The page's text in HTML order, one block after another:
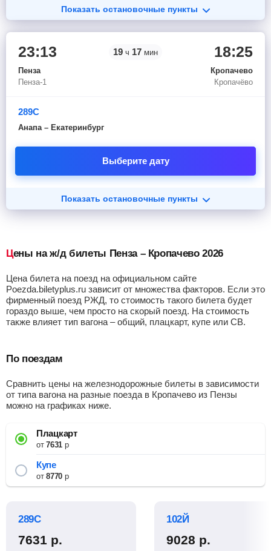
Показать остановочные пункты
23:13
Пенза
Пенза-1
19 ч 17 мин 18:25
Кропачево
Кропачёво
289С
Анапа – Екатеринбург
Выберите дату
Показать остановочные пункты
Цены на ж/д билеты Пенза – Кропачево 2026
Цена билета на поезд на официальном сайте
Poezda.biletyplus.ru зависит от множества факторов. Если это
фирменный поезд РЖД, то стоимость такого билета будет
гораздо выше, чем просто на скорый поезд. На стоимость
также влияет тип вагона – общий, плацкарт, купе или СВ.
По поездам
Сравнить цены на железнодорожные билеты в зависимости
от типа вагона на разные поезда в Кропачево из Пензы
можно на графиках ниже.
Плацкарт
от7631р
Купе
от8770р
289С
7631 р.
102Й
9028 р.